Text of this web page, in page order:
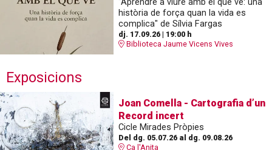
"Aprendre a viure amb el que ve: una
història de força quan la vida es
complica" de Sílvia Fargas
dj. 17.09.26| 19:00 h
Biblioteca Jaume Vicens Vives
Exposicions
Joan Comella - Cartografia d’un
Record incert
Cicle Mirades Pròpies
Del dg. 05.07.26al dg. 09.08.26
Ca l'Anita